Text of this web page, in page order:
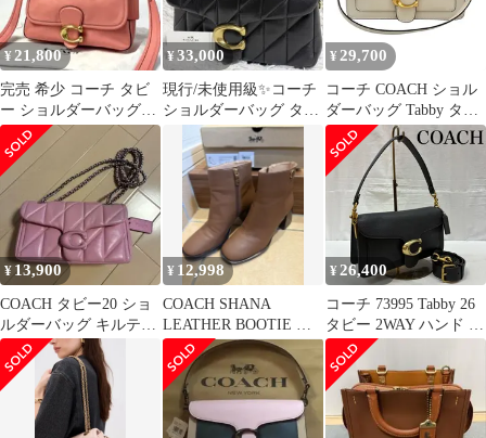
¥21,800
完売 希少 コーチ タビ
ー ショルダーバッグ
2WAY ハンドバッグ ピ
ンク
¥33,000
現行/未使用級✨コーチ
ショルダーバッグ タビ
ー26 キルティング ナッ
パレザー
¥ 29,700
コーチ COACH ショル
ダーバッグ Tabby タビ
ー 2way 73995 レザー
ホワイト レディース
¥13,900
COACH タビー20 ショ
ルダーバッグ キルティ
ング コーチ
¥ 12,998
COACH SHANA
LEATHER BOOTIE サ
ドル 7C
¥26,400
コーチ 73995 Tabby 26
タビー 2WAY ハンド 手
持ち クロスボディ 斜め
掛け ショルダー バッグ
レザー レディース -
ISItems【USED】【古
着】【中古】50162221